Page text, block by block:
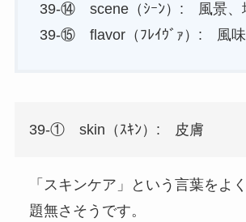
39-⑭ scene（ｼｰﾝ）: 風景、
39-⑮ flavor（ﾌﾚｲｳﾞｧ）: 風味
39-① skin（ｽｷﾝ）: 皮膚
「スキンケア」という言葉をよ
題無さそうです。